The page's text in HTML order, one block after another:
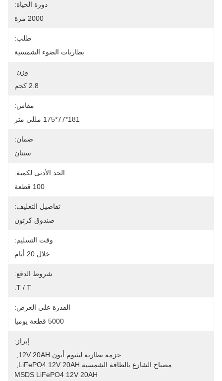
دورة الحياة:
2000 مرة
طلب:
بطاريات الضوء الشمسية
وزن:
2.8 كجم
مقاس:
181*77*175 مللي متر
ضمان:
سنتان
الحد الأدنى لكمية:
100 قطعة
تفاصيل التغليف:
صندوق كرتون
وقت التسليم:
خلال 20 أيام
شروط الدفع:
T / T.
القدرة على العرض:
5000 قطعة يوميا
إبراز:
حزمة بطارية ليثيوم أيون 12V 20AH
مصباح الشارع بالطاقة الشمسية LiFePO4 12V 20AH
MSDS LiFePO4 12V 20AH